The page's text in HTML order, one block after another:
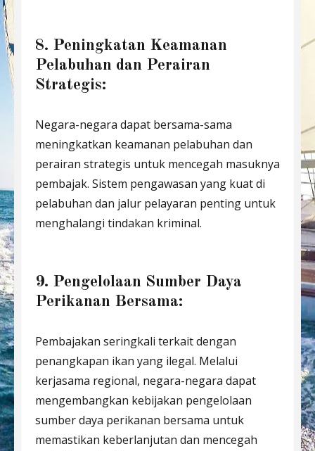
8. Peningkatan Keamanan
Pelabuhan dan Perairan
Strategis:
Negara-negara dapat bersama-sama
meningkatkan keamanan pelabuhan dan
perairan strategis untuk mencegah masuknya
pembajak. Sistem pengawasan yang kuat di
pelabuhan dan jalur pelayaran penting untuk
menghalangi tindakan kriminal.
9. Pengelolaan Sumber Daya
Perikanan Bersama:
Pembajakan seringkali terkait dengan
penangkapan ikan yang ilegal. Melalui
kerjasama regional, negara-negara dapat
mengembangkan kebijakan pengelolaan
sumber daya perikanan bersama untuk
memastikan keberlanjutan dan mencegah